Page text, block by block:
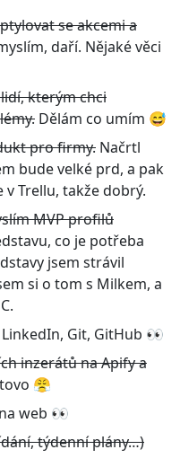
se akcemi a
daří. Nějaké věci
kterým chci
Dělám co umím 😅
pro firmy. Načrtl
bude velké prd, a pak
Trellu, takže dobrý.
MVP profilů
co je potřeba
jsem strávil
si o tom s Milkem, a
Git, GitHub 👀
inzerátů na Apify a
😤
na web 👀
týdenní plány…)